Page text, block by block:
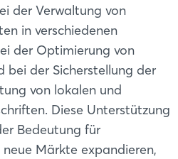
der Verwaltung von
in verschiedenen
der Optimierung von
bei der Sicherstellung der
von lokalen und
Diese Unterstützung
Bedeutung für
Märkte expandieren,